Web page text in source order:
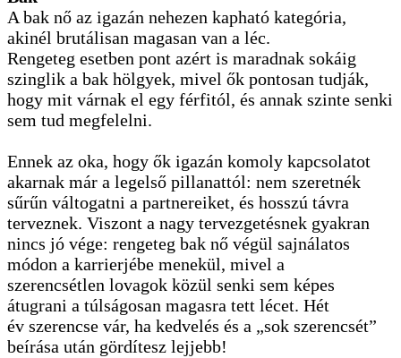
A bak nő az igazán nehezen kapható kategória,
akinél brutálisan magasan van a léc.
Rengeteg esetben pont azért is maradnak sokáig
szinglik a bak hölgyek, mivel ők pontosan tudják,
hogy mit várnak el egy férfitól, és annak szinte senki
sem tud megfelelni.
Ennek az oka, hogy ők igazán komoly kapcsolatot
akarnak már a legelső pillanattól: nem szeretnék
sűrűn váltogatni a partnereiket, és hosszú távra
terveznek. Viszont a nagy tervezgetésnek gyakran
nincs jó vége: rengeteg bak nő végül sajnálatos
módon a karrierjébe menekül, mivel a
szerencsétlen lovagok közül senki sem képes
átugrani a túlságosan magasra tett lécet. Hét
év szerencse vár, ha kedvelés és a „sok szerencsét”
beírása után gördítesz lejjebb!